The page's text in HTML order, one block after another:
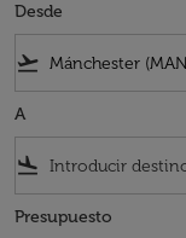
Desde
flight_takeoff
A
flight_land
Presupuesto